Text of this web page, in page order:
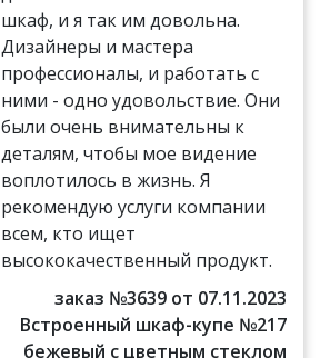
шкаф, и я так им довольна.
Дизайнеры и мастера
профессионалы, и работать с
ними - одно удовольствие. Они
были очень внимательны к
деталям, чтобы мое видение
воплотилось в жизнь. Я
рекомендую услуги компании
всем, кто ищет
высококачественный продукт.
заказ №3639 от 07.11.2023
Встроенный шкаф-купе №217
бежевый с цветным стеклом